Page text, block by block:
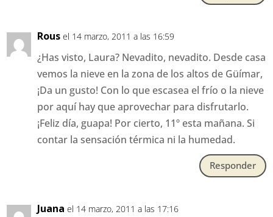
Rous el 14 marzo, 2011 a las 16:59
¿Has visto, Laura? Nevadito, nevadito. Desde casa
vemos la nieve en la zona de los altos de Güímar,
¡Da un gusto! Con lo que escasea el frío o la nieve
por aquí hay que aprovechar para disfrutarlo.
¡Feliz día, guapa! Por cierto, 11º esta mañana. Si
contar la sensación térmica ni la humedad.
Responder
Juana el 14 marzo, 2011 a las 17:16